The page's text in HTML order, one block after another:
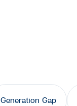
Generation Gap